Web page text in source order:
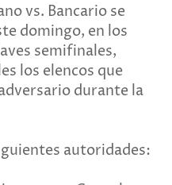
vs. Bancario se
domingo, en los
semifinales,
los elencos que
durante la
autoridades: